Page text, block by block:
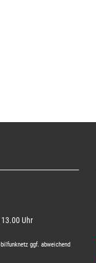
Uhr
ggf. abweichend